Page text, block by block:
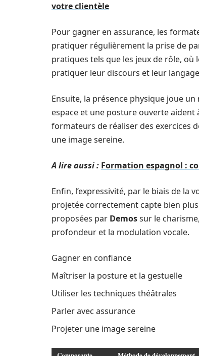
votre clientèle
Pour gagner en assurance, les
pratiquer régulièrement la prise de
pratiques tels que les jeux de rôle,
pratiquer leur discours et leur
Ensuite, la présence physique joue
espace et une posture ouverte
formateurs de réaliser des exercices
une image sereine.
A lire aussi : Formation espagnol :
Enfin, l’expressivité, par le biais de la
projetée correctement capte bien
proposées par Demossur le
profondeur et la modulation vocale.
Gagner en confiance
Maîtriser la posture et la gestuelle
Utiliser les techniques théâtrales
Parler avec assurance
Projeter une image sereine